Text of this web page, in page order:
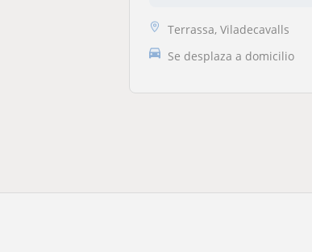
Terrassa, Viladecavalls
Se desplaza a domicilio